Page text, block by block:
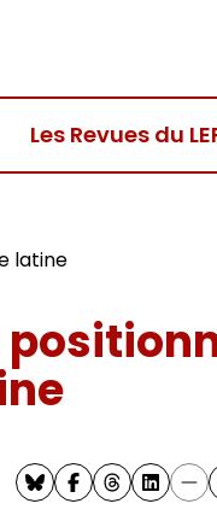
Les Revues du
latine